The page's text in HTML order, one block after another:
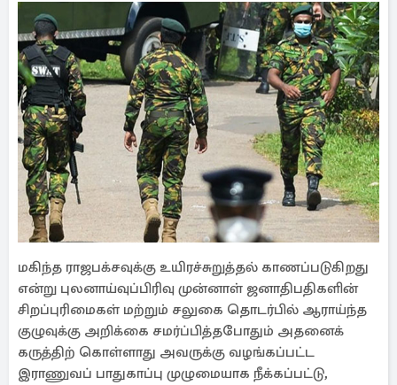
மகிந்த ராஜபக்சவுக்கு உயிரச்சுறுத்தல் காணப்படுகிறது
என்று புலனாய்வுப்பிரிவு முன்னாள் ஜனாதிபதிகளின்
சிறப்புரிமைகள் மற்றும் சலுகை தொடர்பில் ஆராய்ந்த
குழுவுக்கு அறிக்கை சமர்ப்பித்தபோதும் அதனைக்
கருத்திற் கொள்ளாது அவருக்கு வழங்கப்பட்ட
இராணுவப் பாதுகாப்பு முழுமையாக நீக்கப்பட்டு,